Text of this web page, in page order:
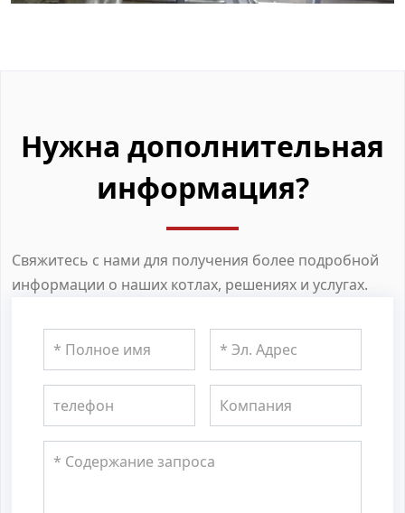
Нужна дополнительная
информация?
Свяжитесь с нами для получения более подробной
информации о наших котлах, решениях и услугах.